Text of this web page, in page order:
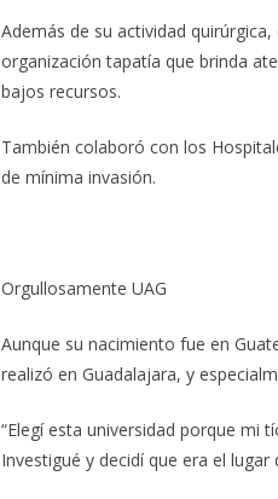
Además de su actividad
organización tapatía que brinda
bajos recursos.
También colaboró con los
de mínima invasión.
Orgullosamente UAG
Aunque su nacimiento fue en
realizó en Guadalajara, y
“Elegí esta universidad porque mi
Investigué y decidí que era el